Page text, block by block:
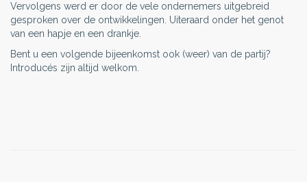
Vervolgens werd er door de vele ondernemers uitgebreid
gesproken over de ontwikkelingen. Uiteraard onder het genot
van een hapje en een drankje.
Bent u een volgende bijeenkomst ook (weer) van de partij?
Introducés zijn altijd welkom.